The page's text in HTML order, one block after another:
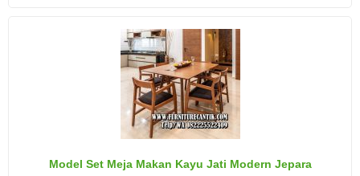
Model Set Meja Makan Kayu Jati Modern Jepara